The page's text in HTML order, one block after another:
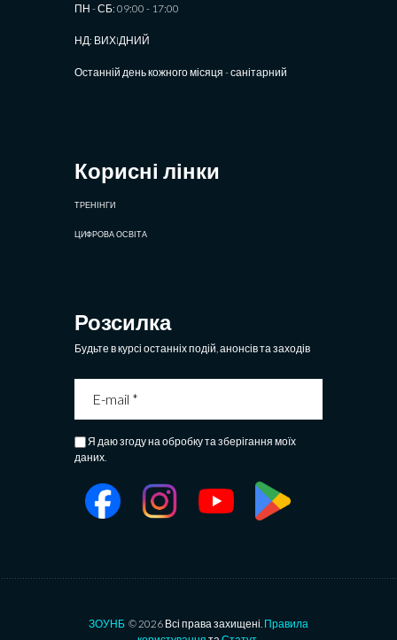
ПН - СБ: 09:00 - 17:00
НД: ВИХIДНИЙ
Останній день кожного місяця - санітарний
Корисні лінки
ТРЕНІНГИ
ЦИФРОВА ОСВІТА
Розсилка
Будьте в курсі останніх подій, анонсів та заходів
Я даю згоду на обробку та зберігання моїх
даних.
ЗОУНБ © 2026 Всі права захищені. Правила